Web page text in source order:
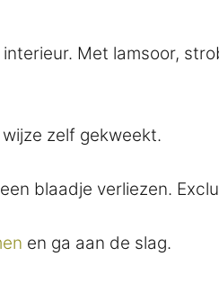
Met lamsoor,
zelf gekweekt.
blaadje verliezen.
en ga aan de slag.